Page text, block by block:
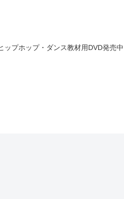
ップホップ・ダンス教材用DVD発売中